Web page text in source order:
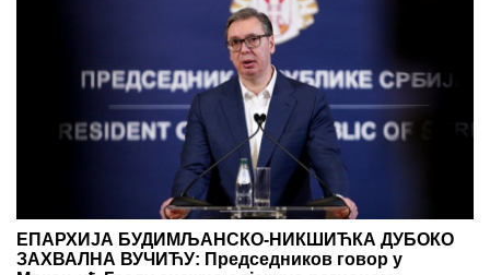
ЕПАРХИЈА БУДИМЉАНСКО-НИКШИЋКА ДУБОКО
ЗАХВАЛНА ВУЧИЋУ: Председников говор у